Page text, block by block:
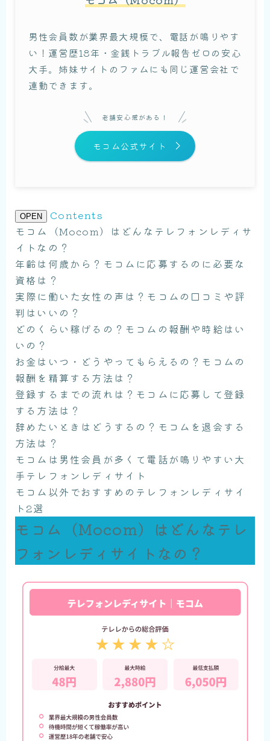
男性会員数が業界最大規模で、電話が鳴りやす
い！運営歴18年・金銭トラブル報告ゼロの安心
大手。姉妹サイトのファムにも同じ運営会社で
連動できます。
老舗安心感がある！
モコム公式サイト
OPEN
Contents
モコム（Mocom）はどんなテレフォンレディサ
イトなの？
年齢は何歳から？モコムに応募するのに必要な
資格は？
実際に働いた女性の声は？モコムの口コミや評
判はいいの？
どのくらい稼げるの？モコムの報酬や時給はい
いの？
お金はいつ・どうやってもらえるの？モコムの
報酬を精算する方法は？
登録するまでの流れは？モコムに応募して登録
する方法は？
辞めたいときはどうするの？モコムを退会する
方法は？
モコムは男性会員が多くて電話が鳴りやすい大
手テレフォンレディサイト
モコム以外でおすすめのテレフォンレディサイ
ト2選
モコム（Mocom）はどんなテレ
フォンレディサイトなの？